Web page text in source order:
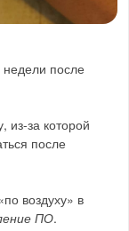
после
из-за которой
после
воздуху» в
ПО.